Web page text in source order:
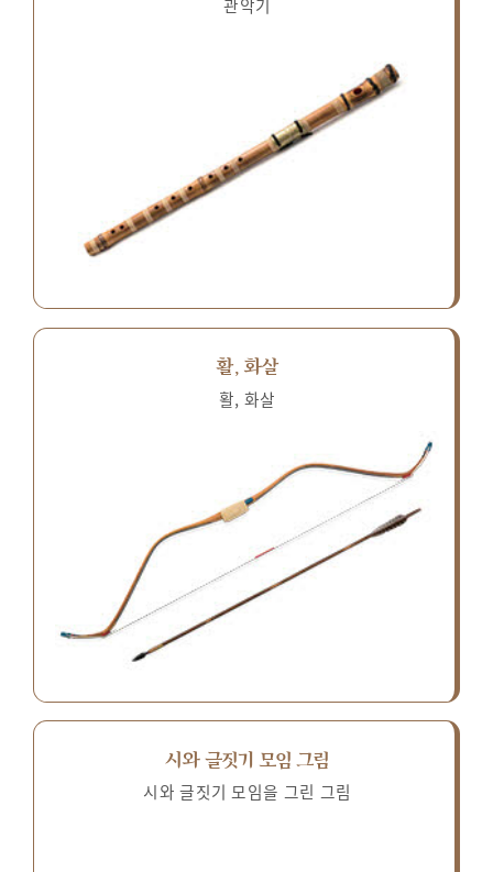
관악기
활, 화살
활, 화살
시와 글짓기 모임 그림
시와 글짓기 모임을 그린 그림